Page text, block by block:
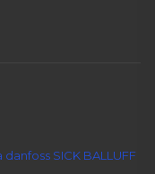
danfoss SICK BALLUFF